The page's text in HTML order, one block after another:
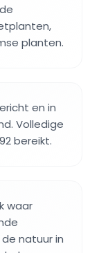
planten.
en in
Volledige
bereikt.
waar
natuur in